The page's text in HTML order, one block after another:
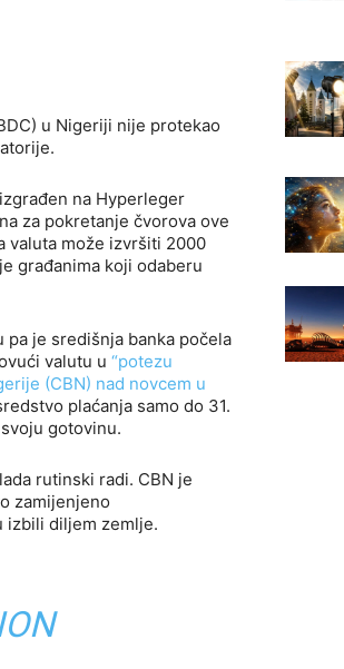
u Nigeriji nije protekao
izgrađen na Hyperleger
za pokretanje čvorova ove
valuta može izvršiti 2000
građanima koji odaberu
je središnja banka počela
valutu u “potezu
(CBN) nad novcem u
plaćanja samo do 31.
gotovinu.
rutinski radi. CBN je
zamijenjeno
izbili diljem zemlje.